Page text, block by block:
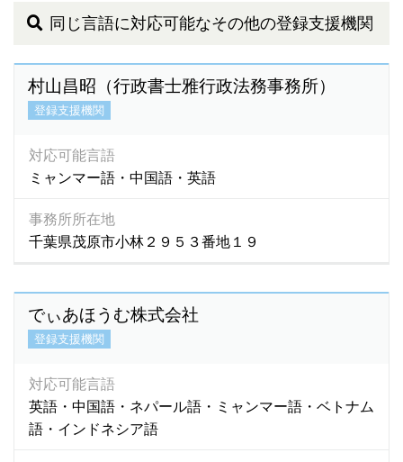
同じ言語に対応可能なその他の登録支援機関
村山昌昭（行政書士雅行政法務事務所）
登録支援機関
対応可能言語
ミャンマー語・中国語・英語
事務所所在地
千葉県茂原市小林２９５３番地１９
でぃあほうむ株式会社
登録支援機関
対応可能言語
英語・中国語・ネパール語・ミャンマー語・ベトナム
語・インドネシア語